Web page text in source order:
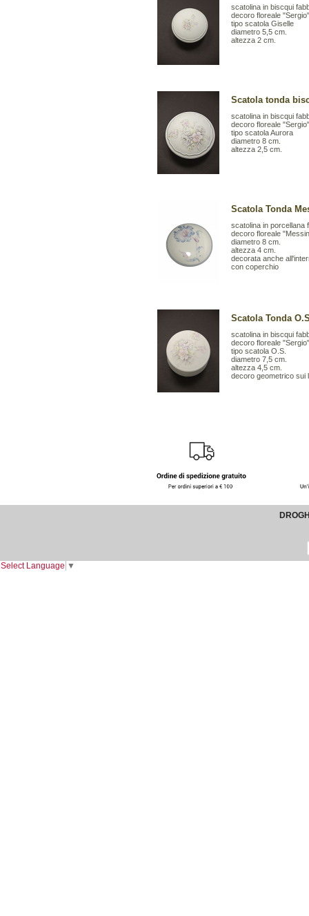
scatolina in biscqui
decoro floreale
tipo scatola Giselle
diametro 5,5 cm.
altezza 2 cm.
Scatola tonda
scatolina in biscqui
decoro floreale
tipo scatola Aurora
diametro 8 cm.
altezza 2,5 cm.
Scatola Tonda
scatolina in porcellana
decoro floreale
diametro 8 cm.
altezza 4 cm.
decorata anche
con coperchio
Scatola Tonda
scatolina in biscqui
decoro floreale
tipo scatola O.S.
diametro 7,5 cm.
altezza 4,5 cm.
decoro geometrico sui
Select Language ▼